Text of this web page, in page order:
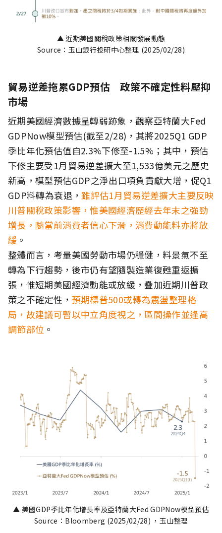
▲ 近期美國關稅政策相關發展動態
Source：玉山銀行投研中心整理 (2025/02/28)
貿易逆差拖累GDP預估 政策不確定性料壓抑
市場
近期美國經濟數據呈轉弱跡象，觀察亞特蘭大Fed
GDPNow模型預估(截至2/28)，其將2025Q1 GDP
季比年化預估值自2.3%下修至-1.5%；其中，預估
下修主要受1月貿易逆差擴大至1,533億美元之歷史
新高，模型預估GDP之淨出口項負貢獻大增，促Q1
GDP料轉為衰退， 雖評估1月貿易逆差擴大主要反映
川普關稅政策影響，惟美國經濟歷經去年末之強勁
增長，隨當前消費者信心下滑，消費動能料亦將放
緩 。
整體而言，考量美國勞動市場仍穩健，料景氣不至
轉為下行趨勢，後市仍有望隨製造業復甦重返擴
張，惟短期美國經濟動能或放緩，疊加近期川普政
策之不確定性， 預期標普500或轉為震盪整理格
局，故建議可暫以中立角度視之，區間操作並逢高
調節部位 。
▲ 美國GDP季比年化增長率及亞特蘭大Fed GDPNow模型預估
Source：Bloomberg (2025/02/28) ，玉山整理